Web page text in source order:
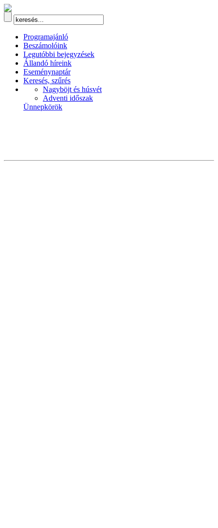
Programajánló
Beszámolóink
Legutóbbi bejegyzések
Állandó híreink
Eseménynaptár
Keresés, szűrés
Nagyböjt és húsvét
Adventi időszak
Ünnepkörök